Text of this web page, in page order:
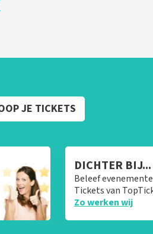
JE TICKETS
DICHTER
Beleef
Tickets van
Zo werken wij